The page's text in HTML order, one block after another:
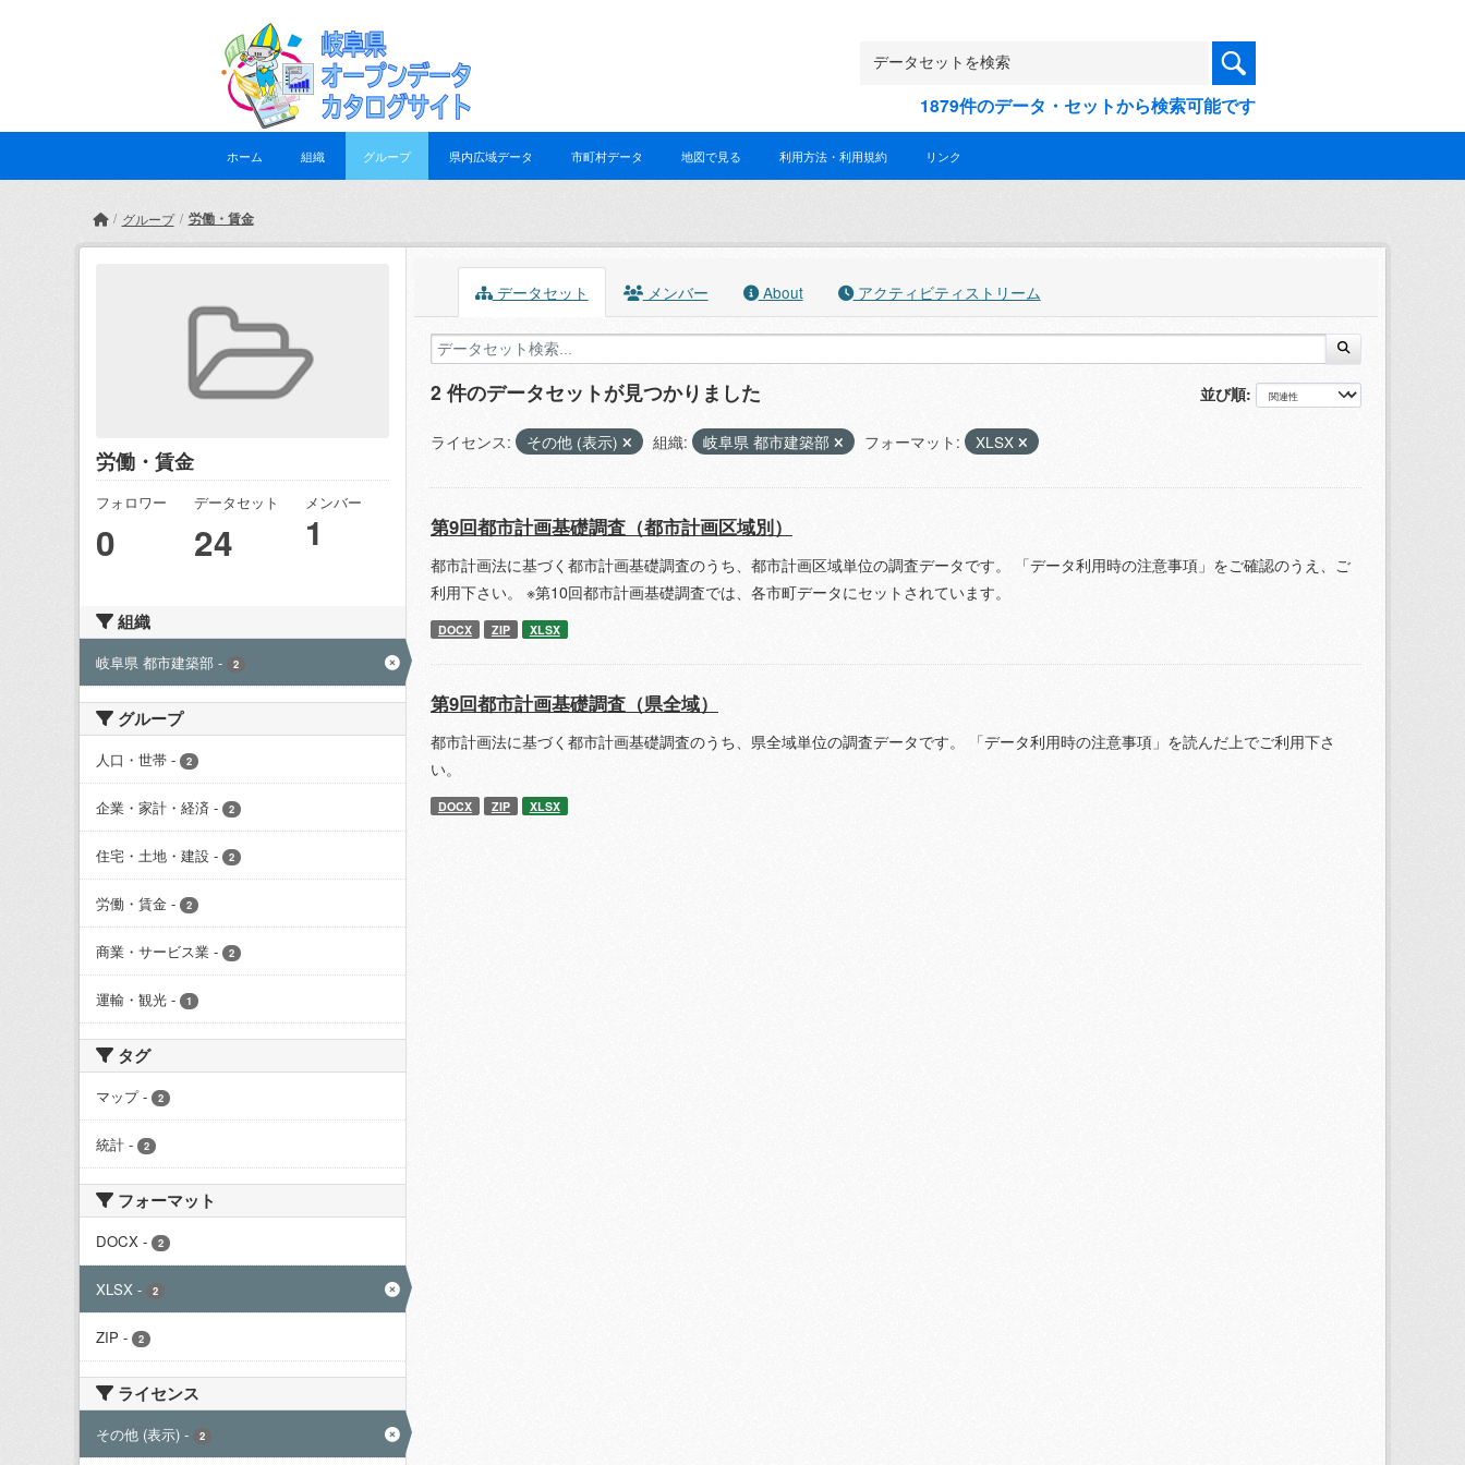
1879件のデータ・セットから検索可能です
ホーム 組織 グループ 県内広域データ 市町村データ 地図で見る 利用方法・利用規約 リンク
グループ 労働・賃金
労働・賃金
フォロワー
0
データセット
24
メンバー
1
組織
岐阜県 都市建築部 - 2
グループ
人口・世帯 - 2
企業・家計・経済 - 2
住宅・土地・建設 - 2
労働・賃金 - 2
商業・サービス業 - 2
運輸・観光 - 1
タグ
マップ - 2
統計 - 2
フォーマット
DOCX - 2
XLSX - 2
ZIP - 2
ライセンス
その他 (表示) - 2
データセット メンバー About アクティビティストリーム
並び順
2 件のデータセットが見つかりました
ライセンス: その他 (表示) 組織: 岐阜県 都市建築部 フォーマット: XLSX
第9回都市計画基礎調査（都市計画区域別）
都市計画法に基づく都市計画基礎調査のうち、都市計画区域単位の調査データです。 「データ利用時の注意事項」をご確認のうえ、ご
利用下さい。 ※第10回都市計画基礎調査では、各市町データにセットされています。
DOCX ZIP XLSX
第9回都市計画基礎調査（県全域）
都市計画法に基づく都市計画基礎調査のうち、県全域単位の調査データです。 「データ利用時の注意事項」を読んだ上でご利用下さ
い。
DOCX ZIP XLSX